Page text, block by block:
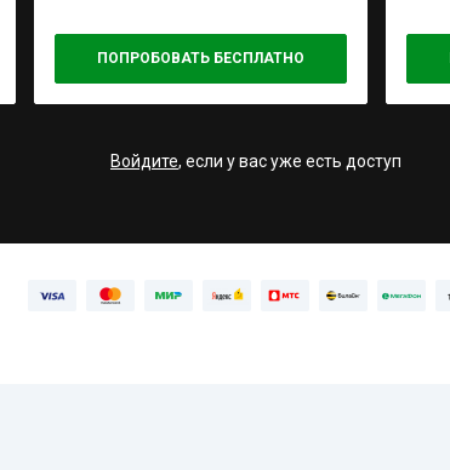
ПОПРОБОВАТЬ БЕСПЛАТНО
Войдите, если у вас уже есть доступ